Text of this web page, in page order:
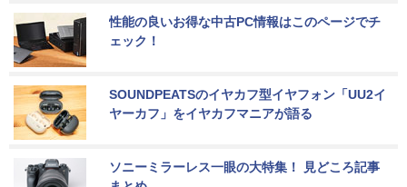
性能の良いお得な中古PC情報はこのページでチ
ェック！
SOUNDPEATSのイヤカフ型イヤフォン「UU2イ
ヤーカフ」をイヤカフマニアが語る
ソニーミラーレス一眼の大特集！ 見どころ記事